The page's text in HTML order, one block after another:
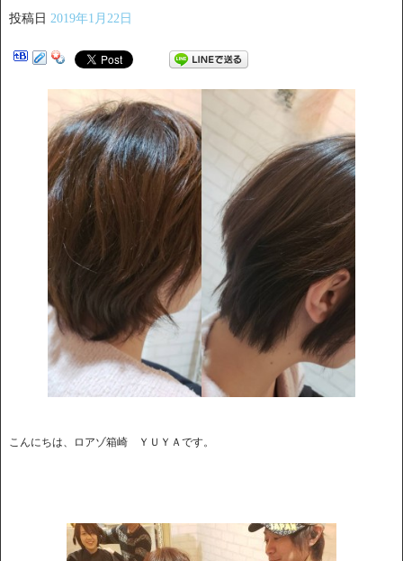
投稿日 2019年1月22日
こんにちは、ロアゾ箱崎 ＹＵＹＡです。